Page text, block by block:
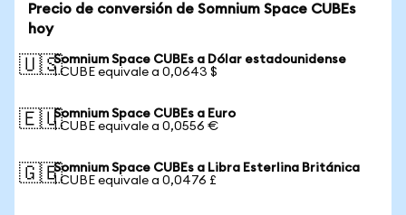
Precio de conversión de Somnium Space CUBEs
hoy
🇺🇸Somnium Space CUBEs a Dólar estadounidense
1 CUBE equivale a 0,0643 $
🇪🇺Somnium Space CUBEs a Euro
1 CUBE equivale a 0,0556 €
🇬🇧Somnium Space CUBEs a Libra Esterlina Británica
1 CUBE equivale a 0,0476 £